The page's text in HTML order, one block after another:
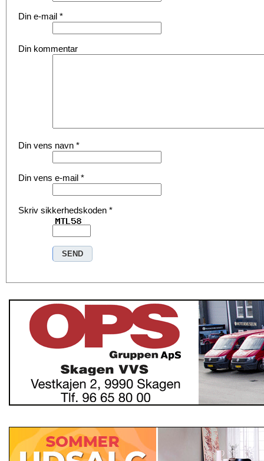
Din e-mail *
Din kommentar
Din vens navn *
Din vens e-mail *
Skriv sikkerhedskoden *